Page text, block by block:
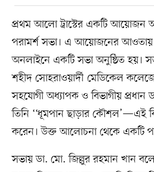
প্রথম আলো ট্রাস্টের একটি আয়োজন
পরামর্শ সভা। এ আয়োজনের
অনলাইনে একটি সভা অনুষ্ঠিত হয়।
শহীদ সোহরাওয়ার্দী মেডিকেল
সহযোগী অধ্যাপক ও বিভাগীয় প্রধান
তিনি ‘‘ধূমপান ছাড়ার
করেন। উক্ত আলোচনা থেকে একটি
সভায় ডা. মো. জিল্লুর রহমান খান